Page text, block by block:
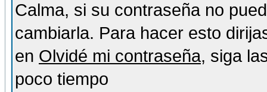
Calma, si su contraseña no
cambiarla. Para hacer esto
en Olvidé mi contraseña, siga
poco tiempo